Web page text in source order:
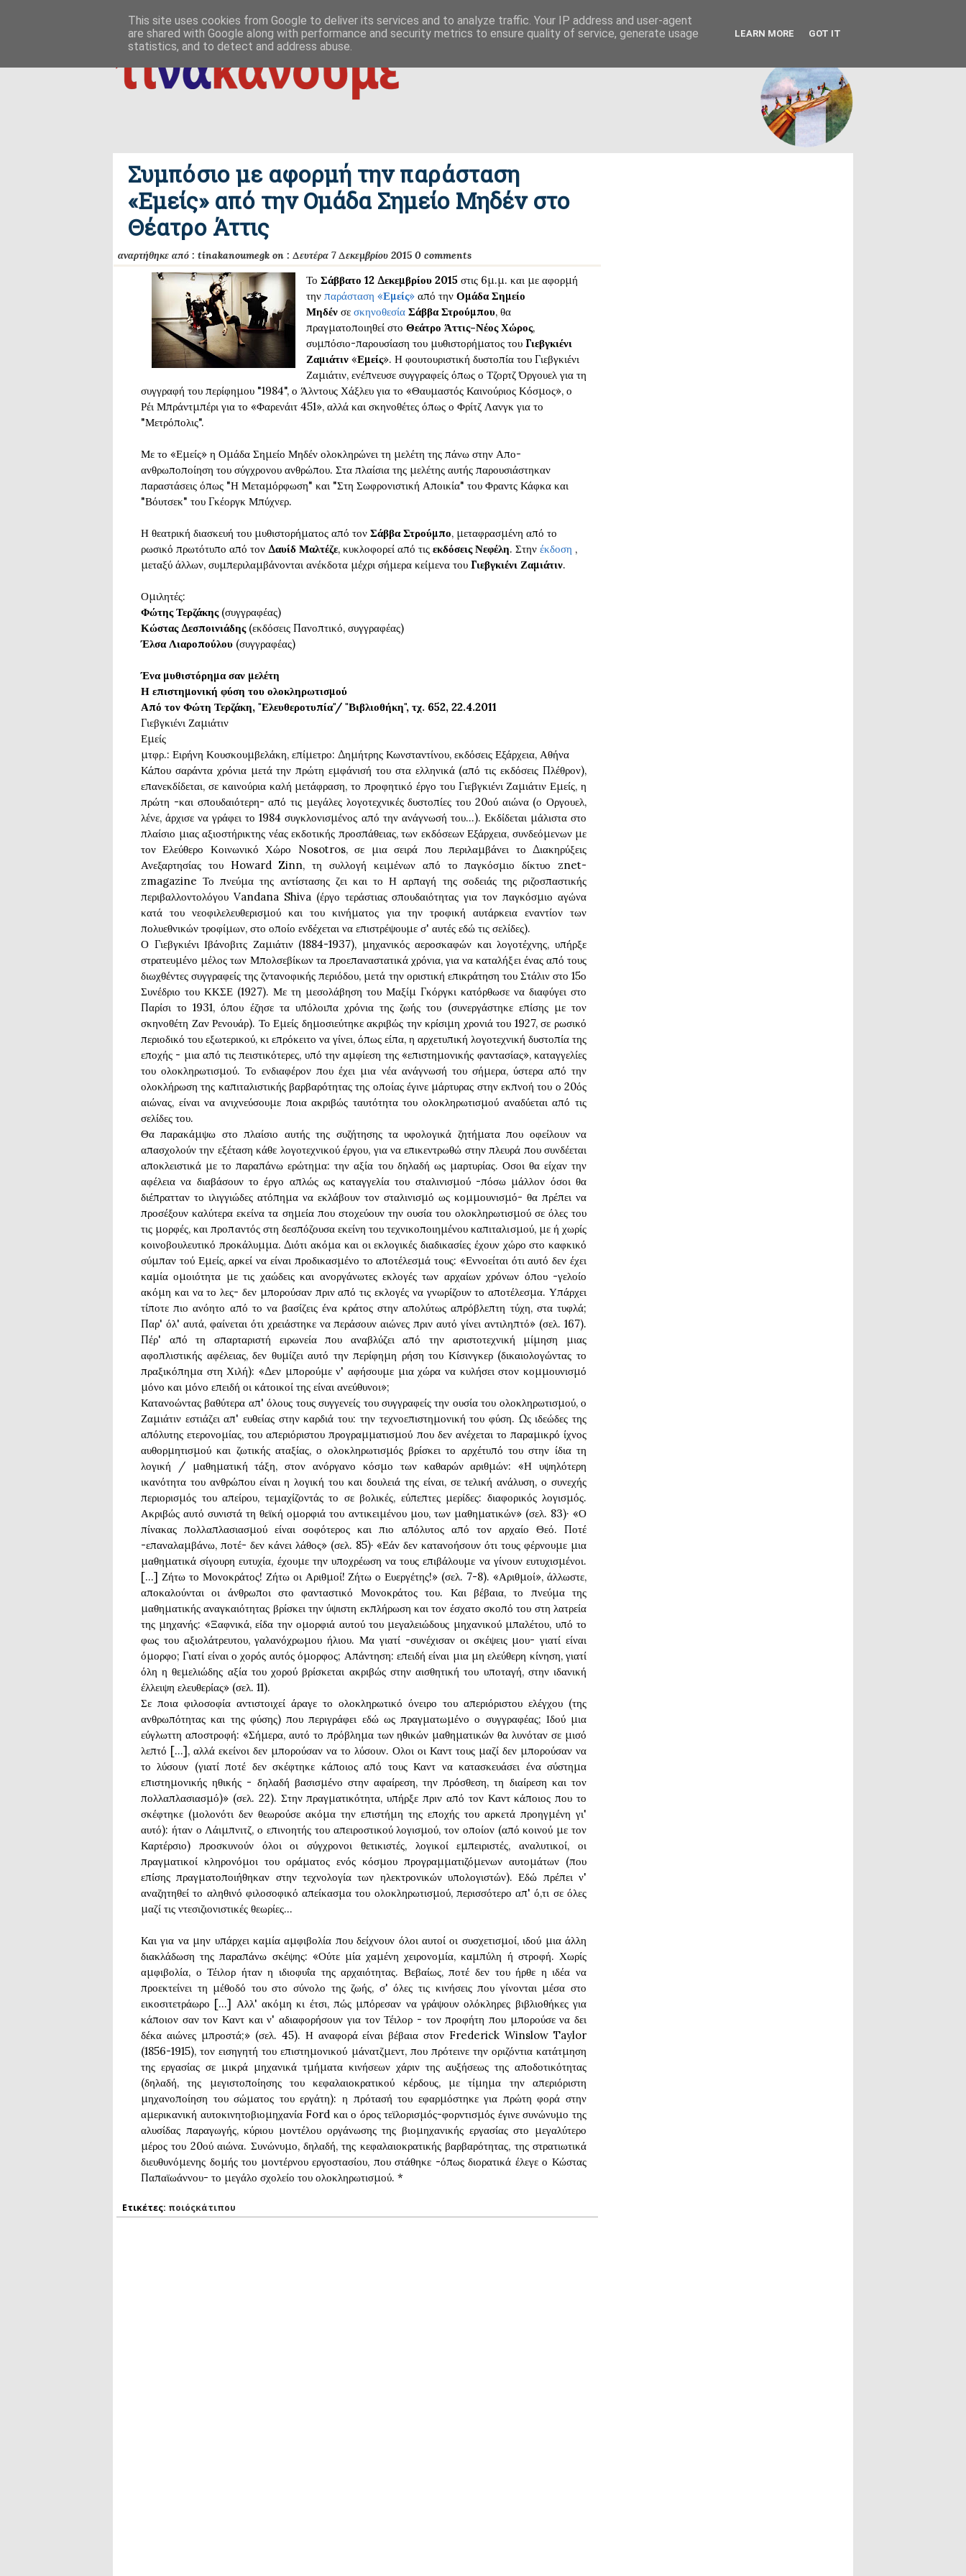
ΑΡΧΙΚΗ ΠΟΙΟΣ ΤΙ ΠΟΥ ΠΡΟΣ ΤΟ ΔΕΙΝ ΟΥΤΩ ΕΥΣΗΜΟΝ ΛΟΓΟΝ ΜΙΚΡΟΚΟΣΜΟΙ ΦΙΛΙΚΕΣ ΣΕΛΙΔΕΣ FACEBOOK
ΕΠΙΚΟΙΝΩΝΙΑ
δημιουργία / εδαφικές, ανθρωπολογικές ρίζες της οικονομίας|δημοκρατία / συμβουλιακές βάσεις σχέσεων θεσμών - κοινωνίας
Συμπόσιο με αφορμή την παράσταση
«Εμείς» από την Ομάδα Σημείο Μηδέν στο
Θέατρο Άττις
αναρτήθηκε από : tinakanoumegk on : Δευτέρα 7 Δεκεμβρίου 2015 0 comments
Το Σάββατο 12 Δεκεμβρίου 2015 στις 6μ.μ. και με αφορμή
την παράσταση «Εμείς» από την Ομάδα Σημείο
Μηδέν σε σκηνοθεσία Σάββα Στρούμπου, θα
πραγματοποιηθεί στο Θεάτρο Άττις-Νέος Χώρος,
συμπόσιο-παρουσίαση του μυθιστορήματος του Γιεβγκιένι
Ζαμιάτιν «Εμείς». Η φουτουριστική δυστοπία του Γιεβγκιένι
Ζαμιάτιν, ενέπνευσε συγγραφείς όπως ο Τζορτζ Όργουελ για τη
συγγραφή του περίφημου "1984", ο Άλντους Χάξλευ για το «Θαυμαστός Καινούριος Κόσμος», ο
Ρέι Μπράντμπέρι για το «Φαρενάιτ 451», αλλά και σκηνοθέτες όπως ο Φρίτζ Λανγκ για το
"Μετρόπολις".
Με το «Εμείς» η Ομάδα Σημείο Μηδέν ολοκληρώνει τη μελέτη της πάνω στην Απο-
ανθρωποποίηση του σύγχρονου ανθρώπου. Στα πλαίσια της μελέτης αυτής παρουσιάστηκαν
παραστάσεις όπως "Η Μεταμόρφωση" και "Στη Σωφρονιστική Αποικία" του Φραντς Κάφκα και
"Βόυτσεκ" του Γκέοργκ Μπύχνερ.
Η θεατρική διασκευή του μυθιστορήματος από τον Σάββα Στρούμπο, μεταφρασμένη από το
ρωσικό πρωτότυπο από τον Δαυίδ Μαλτέζε, κυκλοφορεί από τις εκδόσεις Νεφέλη. Στην έκδοση ,
μεταξύ άλλων, συμπεριλαμβάνονται ανέκδοτα μέχρι σήμερα κείμενα του Γιεβγκιένι Ζαμιάτιν.
Ομιλητές:
Φώτης Τερζάκης(συγγραφέας)
Κώστας Δεσποινιάδης(εκδόσεις Πανοπτικό, συγγραφέας)
Έλσα Λιαροπούλου (συγγραφέας)
Ένα μυθιστόρημα σαν μελέτη
Η επιστημονική φύση του ολοκληρωτισμού
Από τον Φώτη Τερζάκη, "Ελευθεροτυπία"/ "Βιβλιοθήκη", τχ. 652, 22.4.2011
Γιεβγκιένι Ζαμιάτιν
Εμείς
μτφρ.: Ειρήνη Κουσκουμβελάκη, επίμετρο: Δημήτρης Κωνσταντίνου, εκδόσεις Εξάρχεια, Αθήνα
Κάπου σαράντα χρόνια μετά την πρώτη εμφάνισή του στα ελληνικά (από τις εκδόσεις Πλέθρον),
επανεκδίδεται, σε καινούρια καλή μετάφραση, το προφητικό έργο του Γιεβγκιένι Ζαμιάτιν Εμείς, η
πρώτη -και σπουδαιότερη- από τις μεγάλες λογοτεχνικές δυστοπίες του 20ού αιώνα (ο Οργουελ,
λένε, άρχισε να γράφει το 1984 συγκλονισμένος από την ανάγνωσή του...). Εκδίδεται μάλιστα στο
πλαίσιο μιας αξιοστήρικτης νέας εκδοτικής προσπάθειας, των εκδόσεων Εξάρχεια, συνδεόμενων με
τον Ελεύθερο Κοινωνικό Χώρο Nosotros, σε μια σειρά που περιλαμβάνει το Διακηρύξεις
Ανεξαρτησίας του Howard Zinn, τη συλλογή κειμένων από το παγκόσμιο δίκτυο znet-
zmagazine Το πνεύμα της αντίστασης ζει και το Η αρπαγή της σοδειάς της ριζοσπαστικής
περιβαλλοντολόγου Vandana Shiva (έργο τεράστιας σπουδαιότητας για τον παγκόσμιο αγώνα
κατά του νεοφιλελευθερισμού και του κινήματος για την τροφική αυτάρκεια εναντίον των
πολυεθνικών τροφίμων, στο οποίο ενδέχεται να επιστρέψουμε σ' αυτές εδώ τις σελίδες).
Ο Γιεβγκιένι Ιβάνοβιτς Ζαμιάτιν (1884-1937), μηχανικός αεροσκαφών και λογοτέχνης, υπήρξε
στρατευμένο μέλος των Μπολσεβίκων τα προεπαναστατικά χρόνια, για να καταλήξει ένας από τους
διωχθέντες συγγραφείς της ζντανοφικής περιόδου, μετά την οριστική επικράτηση του Στάλιν στο 15ο
Συνέδριο του ΚΚΣΕ (1927). Με τη μεσολάβηση του Μαξίμ Γκόργκι κατόρθωσε να διαφύγει στο
Παρίσι το 1931, όπου έζησε τα υπόλοιπα χρόνια της ζωής του (συνεργάστηκε επίσης με τον
σκηνοθέτη Ζαν Ρενουάρ). Το Εμείς δημοσιεύτηκε ακριβώς την κρίσιμη χρονιά του 1927, σε ρωσικό
περιοδικό του εξωτερικού, κι επρόκειτο να γίνει, όπως είπα, η αρχετυπική λογοτεχνική δυστοπία της
εποχής - μια από τις πειστικότερες, υπό την αμφίεση της «επιστημονικής φαντασίας», καταγγελίες
του ολοκληρωτισμού. Το ενδιαφέρον που έχει μια νέα ανάγνωσή του σήμερα, ύστερα από την
ολοκλήρωση της καπιταλιστικής βαρβαρότητας της οποίας έγινε μάρτυρας στην εκπνοή του ο 20ός
αιώνας, είναι να ανιχνεύσουμε ποια ακριβώς ταυτότητα του ολοκληρωτισμού αναδύεται από τις
σελίδες του.
Θα παρακάμψω στο πλαίσιο αυτής της συζήτησης τα υφολογικά ζητήματα που οφείλουν να
απασχολούν την εξέταση κάθε λογοτεχνικού έργου, για να επικεντρωθώ στην πλευρά που συνδέεται
αποκλειστικά με το παραπάνω ερώτημα: την αξία του δηλαδή ως μαρτυρίας. Οσοι θα είχαν την
αφέλεια να διαβάσουν το έργο απλώς ως καταγγελία του σταλινισμού -πόσω μάλλον όσοι θα
διέπρατταν το ιλιγγιώδες ατόπημα να εκλάβουν τον σταλινισμό ως κομμουνισμό- θα πρέπει να
προσέξουν καλύτερα εκείνα τα σημεία που στοχεύουν την ουσία του ολοκληρωτισμού σε όλες του
τις μορφές, και προπαντός στη δεσπόζουσα εκείνη του τεχνικοποιημένου καπιταλισμού, με ή χωρίς
κοινοβουλευτικό προκάλυμμα. Διότι ακόμα και οι εκλογικές διαδικασίες έχουν χώρο στο καφκικό
σύμπαν τού Εμείς, αρκεί να είναι προδικασμένο το αποτέλεσμά τους: «Εννοείται ότι αυτό δεν έχει
καμία ομοιότητα με τις χαώδεις και ανοργάνωτες εκλογές των αρχαίων χρόνων όπου -γελοίο
ακόμη και να το λες- δεν μπορούσαν πριν από τις εκλογές να γνωρίζουν το αποτέλεσμα. Υπάρχει
τίποτε πιο ανόητο από το να βασίζεις ένα κράτος στην απολύτως απρόβλεπτη τύχη, στα τυφλά;
Παρ' όλ' αυτά, φαίνεται ότι χρειάστηκε να περάσουν αιώνες πριν αυτό γίνει αντιληπτό» (σελ. 167).
Πέρ' από τη σπαρταριστή ειρωνεία που αναβλύζει από την αριστοτεχνική μίμηση μιας
αφοπλιστικής αφέλειας, δεν θυμίζει αυτό την περίφημη ρήση του Κίσινγκερ (δικαιολογώντας το
πραξικόπημα στη Χιλή): «Δεν μπορούμε ν' αφήσουμε μια χώρα να κυλήσει στον κομμουνισμό
μόνο και μόνο επειδή οι κάτοικοί της είναι ανεύθυνοι»;
Κατανοώντας βαθύτερα απ' όλους τους συγγενείς του συγγραφείς την ουσία του ολοκληρωτισμού, ο
Ζαμιάτιν εστιάζει απ' ευθείας στην καρδιά του: την τεχνοεπιστημονική του φύση. Ως ιδεώδες της
απόλυτης ετερονομίας, του απεριόριστου προγραμματισμού που δεν ανέχεται το παραμικρό ίχνος
αυθορμητισμού και ζωτικής αταξίας, ο ολοκληρωτισμός βρίσκει το αρχέτυπό του στην ίδια τη
λογική / μαθηματική τάξη, στον ανόργανο κόσμο των καθαρών αριθμών: «Η υψηλότερη
ικανότητα του ανθρώπου είναι η λογική του και δουλειά της είναι, σε τελική ανάλυση, ο συνεχής
περιορισμός του απείρου, τεμαχίζοντάς το σε βολικές, εύπεπτες μερίδες: διαφορικός λογισμός.
Ακριβώς αυτό συνιστά τη θεϊκή ομορφιά του αντικειμένου μου, των μαθηματικών» (σελ. 83)· «Ο
πίνακας πολλαπλασιασμού είναι σοφότερος και πιο απόλυτος από τον αρχαίο Θεό. Ποτέ
-επαναλαμβάνω, ποτέ- δεν κάνει λάθος» (σελ. 85)· «Εάν δεν κατανοήσουν ότι τους φέρνουμε μια
μαθηματικά σίγουρη ευτυχία, έχουμε την υποχρέωση να τους επιβάλουμε να γίνουν ευτυχισμένοι.
[...] Ζήτω το Μονοκράτος! Ζήτω οι Αριθμοί! Ζήτω ο Ευεργέτης!» (σελ. 7-8). «Αριθμοί», άλλωστε,
αποκαλούνται οι άνθρωποι στο φανταστικό Μονοκράτος του. Και βέβαια, το πνεύμα της
μαθηματικής αναγκαιότητας βρίσκει την ύψιστη εκπλήρωση και τον έσχατο σκοπό του στη λατρεία
της μηχανής: «Ξαφνικά, είδα την ομορφιά αυτού του μεγαλειώδους μηχανικού μπαλέτου, υπό το
φως του αξιολάτρευτου, γαλανόχρωμου ήλιου. Μα γιατί -συνέχισαν οι σκέψεις μου- γιατί είναι
όμορφο; Γιατί είναι ο χορός αυτός όμορφος; Απάντηση: επειδή είναι μια μη ελεύθερη κίνηση, γιατί
όλη η θεμελιώδης αξία του χορού βρίσκεται ακριβώς στην αισθητική του υποταγή, στην ιδανική
έλλειψη ελευθερίας» (σελ. 11).
Σε ποια φιλοσοφία αντιστοιχεί άραγε το ολοκληρωτικό όνειρο του απεριόριστου ελέγχου (της
ανθρωπότητας και της φύσης) που περιγράφει εδώ ως πραγματωμένο ο συγγραφέας; Ιδού μια
εύγλωττη αποστροφή: «Σήμερα, αυτό το πρόβλημα των ηθικών μαθηματικών θα λυνόταν σε μισό
λεπτό [...], αλλά εκείνοι δεν μπορούσαν να το λύσουν. Ολοι οι Καντ τους μαζί δεν μπορούσαν να
το λύσουν (γιατί ποτέ δεν σκέφτηκε κάποιος από τους Καντ να κατασκευάσει ένα σύστημα
επιστημονικής ηθικής - δηλαδή βασισμένο στην αφαίρεση, την πρόσθεση, τη διαίρεση και τον
πολλαπλασιασμό)» (σελ. 22). Στην πραγματικότητα, υπήρξε πριν από τον Καντ κάποιος που το
σκέφτηκε (μολονότι δεν θεωρούσε ακόμα την επιστήμη της εποχής του αρκετά προηγμένη γι'
αυτό): ήταν ο Λάιμπνιτζ, ο επινοητής του απειροστικού λογισμού, τον οποίον (από κοινού με τον
Καρτέρσιο) προσκυνούν όλοι οι σύγχρονοι θετικιστές, λογικοί εμπειριστές, αναλυτικοί, οι
πραγματικοί κληρονόμοι του οράματος ενός κόσμου προγραμματιζόμενων αυτομάτων (που
επίσης πραγματοποιήθηκαν στην τεχνολογία των ηλεκτρονικών υπολογιστών). Εδώ πρέπει ν'
αναζητηθεί το αληθινό φιλοσοφικό απείκασμα του ολοκληρωτισμού, περισσότερο απ' ό,τι σε όλες
μαζί τις ντεσιζιονιστικές θεωρίες...
Και για να μην υπάρχει καμία αμφιβολία που δείχνουν όλοι αυτοί οι συσχετισμοί, ιδού μια άλλη
διακλάδωση της παραπάνω σκέψης: «Ούτε μία χαμένη χειρονομία, καμπύλη ή στροφή. Χωρίς
αμφιβολία, ο Τέιλορ ήταν η ιδιοφυΐα της αρχαιότητας. Βεβαίως, ποτέ δεν του ήρθε η ιδέα να
προεκτείνει τη μέθοδό του στο σύνολο της ζωής, σ' όλες τις κινήσεις που γίνονται μέσα στο
εικοσιτετράωρο [...] Αλλ' ακόμη κι έτσι, πώς μπόρεσαν να γράψουν ολόκληρες βιβλιοθήκες για
κάποιον σαν τον Καντ και ν' αδιαφορήσουν για τον Τέιλορ - τον προφήτη που μπορούσε να δει
δέκα αιώνες μπροστά;» (σελ. 45). Η αναφορά είναι βέβαια στον Frederick Winslow Taylor
(1856-1915), τον εισηγητή του επιστημονικού μάνατζμεντ, που πρότεινε την οριζόντια κατάτμηση
της εργασίας σε μικρά μηχανικά τμήματα κινήσεων χάριν της αυξήσεως της αποδοτικότητας
(δηλαδή, της μεγιστοποίησης του κεφαλαιοκρατικού κέρδους, με τίμημα την απεριόριστη
μηχανοποίηση του σώματος του εργάτη): η πρότασή του εφαρμόστηκε για πρώτη φορά στην
αμερικανική αυτοκινητοβιομηχανία Ford και ο όρος τεϊλορισμός-φορντισμός έγινε συνώνυμο της
αλυσίδας παραγωγής, κύριου μοντέλου οργάνωσης της βιομηχανικής εργασίας στο μεγαλύτερο
μέρος του 20ού αιώνα. Συνώνυμο, δηλαδή, της κεφαλαιοκρατικής βαρβαρότητας, της στρατιωτικά
διευθυνόμενης δομής του μοντέρνου εργοστασίου, που στάθηκε -όπως διορατικά έλεγε ο Κώστας
Παπαϊωάννου- το μεγάλο σχολείο του ολοκληρωτισμού. *
Ετικέτες: ποιόςκάτιπου
This site uses cookies from Google to deliver its services and to analyze traffic. Your IP address and user-agent
are shared with Google along with performance and security metrics to ensure quality of service, generate usage
statistics, and to detect and address abuse.
LEARN MORE GOT IT